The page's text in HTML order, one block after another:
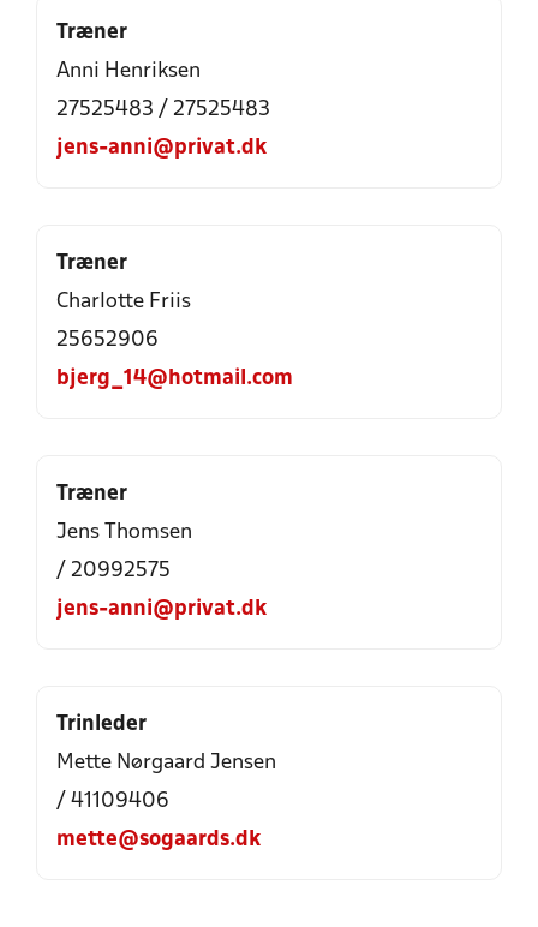
Træner
Anni Henriksen
27525483 / 27525483
jens-anni@privat.dk
Træner
Charlotte Friis
25652906
bjerg_14@hotmail.com
Træner
Jens Thomsen
/ 20992575
jens-anni@privat.dk
Trinleder
Mette Nørgaard Jensen
/ 41109406
mette@sogaards.dk